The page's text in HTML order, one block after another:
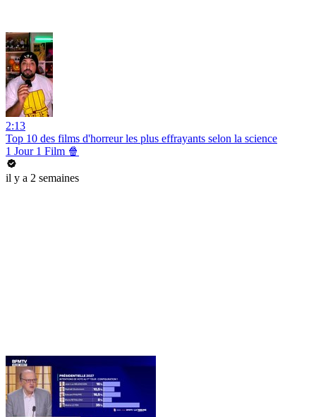
2:13
Top 10 des films d'horreur les plus effrayants selon la science
1 Jour 1 Film 🍿
il y a 2 semaines